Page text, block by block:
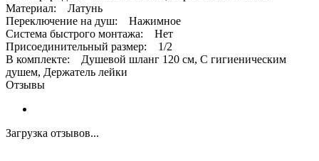
Материал: Латунь
Переключение на душ: Нажимное
Система быстрого монтажа: Нет
Присоединительный размер: 1/2
В комплекте: Душевой шланг 120 см, С гигиеническим
душем, Держатель лейки
Отзывы
Загрузка отзывов...